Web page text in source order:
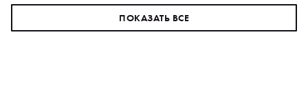
ПОКАЗАТЬ ВСЕ